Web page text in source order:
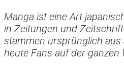
Manga ist eine Art
in Zeitungen und
stammen ursprünglich aus
heute Fans auf der ganzen